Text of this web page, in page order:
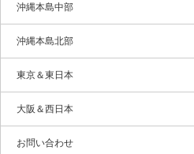
沖縄本島中部
沖縄本島北部
東京＆東日本
大阪＆西日本
お問い合わせ